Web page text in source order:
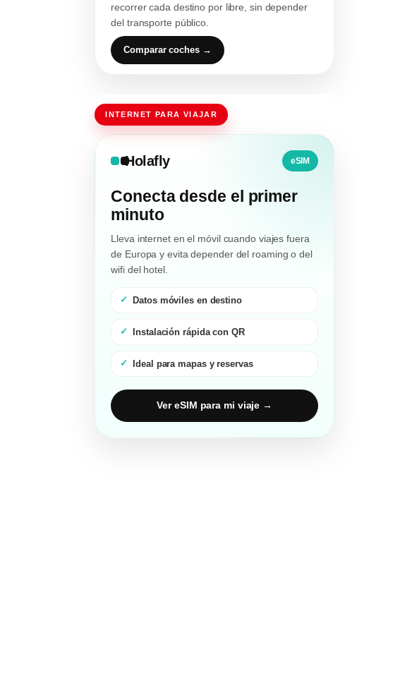
recorrer cada destino por libre, sin depender
del transporte público.
Comparar coches →
INTERNET PARA VIAJAR
Holafly eSIM
Conecta desde el primer
minuto
Lleva internet en el móvil cuando viajes fuera
de Europa y evita depender del roaming o del
wifi del hotel.
Datos móviles en destino
Instalación rápida con QR
Ideal para mapas y reservas
Ver eSIM para mi viaje →